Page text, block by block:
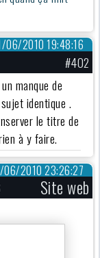
06/2010 19:48:16
#402
manque de
identique .
le titre de
à y faire.
06/2010 23:26:27
Site web